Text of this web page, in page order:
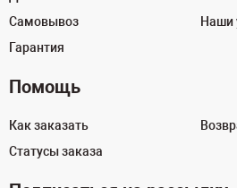
Самовывоз
Гарантия
Наши
Помощь
Как заказать
Статусы заказа